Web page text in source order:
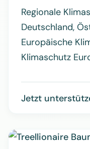
Regionale
Deutschland,
Europäische
Klimaschutz
Jetzt